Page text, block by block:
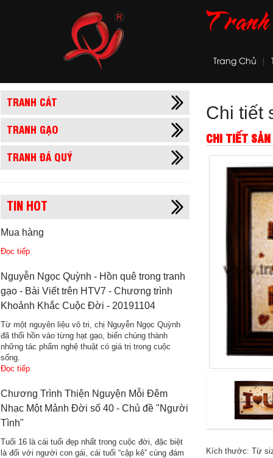
Trang Chủ
TRANH CÁT
TRANH GẠO
TRANH ĐÁ QUÝ
TIN HOT
Mua hàng
Đọc tiếp
Nguyễn Ngọc Quỳnh - Hồn quê trong tranh
gạo - Bài Viết trên HTV7 - Chương trình
Khoảnh Khắc Cuộc Đời - 20191104
Từ một nguyên liệu vô tri, chị Nguyễn Ngọc Quỳnh
đã thổi hồn vào từng hạt gạo, biến chúng thành
những tác phẩm nghệ thuật có giá trị trong cuộc
sống.
Đọc tiếp
Chương Trình Thiện Nguyện Mỗi Đêm
Nhạc Một Mảnh Đời số 40 - Chủ đề "Người
Tình"
Tuổi 16 là cái tuổi đẹp nhất trong cuộc đời, đặc biệt
là đối với người con gái, cái tuổi “cập kê” cùng đám
Chi tiết
CHI TIẾT
Kích thước: Từ